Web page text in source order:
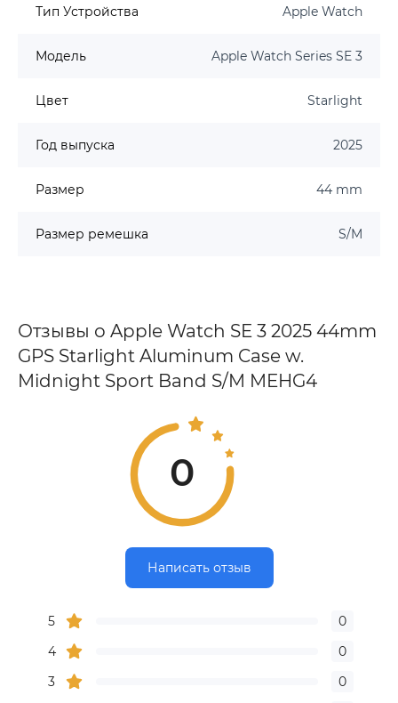
Тип Устройства Apple Watch
Модель Apple Watch Series SE 3
Цвет Starlight
Год выпуска 2025
Размер 44 mm
Размер ремешка S/M
Отзывы о Apple Watch SE 3 2025 44mm
GPS Starlight Aluminum Case w.
Midnight Sport Band S/M MEHG4
0
Написать отзыв
5
0
4
0
3
0